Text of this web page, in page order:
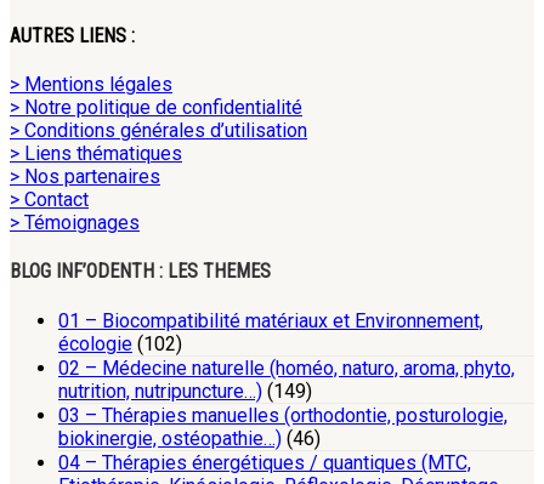
AUTRES LIENS :
> Mentions légales
> Notre politique de confidentialité
> Conditions générales d’utilisation
> Liens thématiques
> Nos partenaires
> Contact
> Témoignages
BLOG INF’ODENTH : LES THEMES
01 – Biocompatibilité matériaux et Environnement,
écologie (102)
02 – Médecine naturelle (homéo, naturo, aroma, phyto,
nutrition, nutripuncture…) (149)
03 – Thérapies manuelles (orthodontie, posturologie,
biokinergie, ostéopathie…) (46)
04 – Thérapies énergétiques / quantiques (MTC,